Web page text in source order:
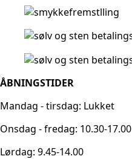
ÅBNINGSTIDER
Mandag - tirsdag: Lukket
Onsdag - fredag: 10.30-17.00
Lørdag: 9.45-14.00